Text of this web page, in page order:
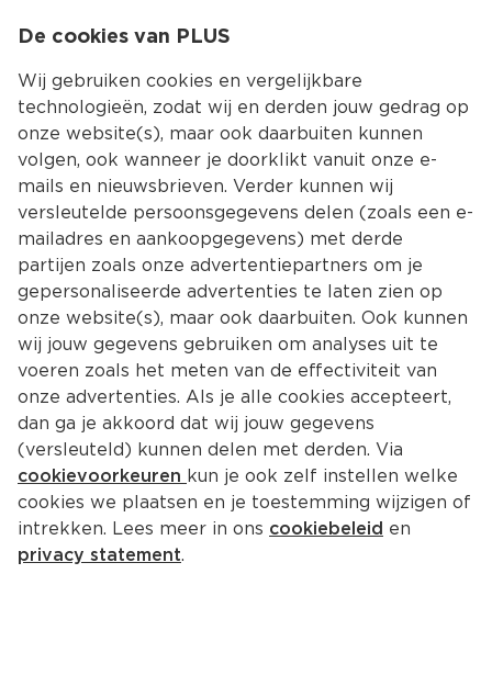
Kies jouw
Terug Producten
Lu Scholiertje wit
Per Doos 150 g  (per kilo €23.93)
De cookies van PLUS
Wij gebruiken cookies en vergelijkbare
technologieën, zodat wij en derden jouw gedrag op
onze website(s), maar ook daarbuiten kunnen
volgen, ook wanneer je doorklikt vanuit onze e-
mails en nieuwsbrieven. Verder kunnen wij
versleutelde persoonsgegevens delen (zoals een e-
mailadres en aankoopgegevens) met derde
partijen zoals onze advertentiepartners om je
gepersonaliseerde advertenties te laten zien op
onze website(s), maar ook daarbuiten. Ook kunnen
wij jouw gegevens gebruiken om analyses uit te
voeren zoals het meten van de effectiviteit van
onze advertenties. Als je alle cookies accepteert,
dan ga je akkoord dat wij jouw gegevens
(versleuteld) kunnen delen met derden. Via
cookievoorkeuren kun je ook zelf instellen welke
cookies we plaatsen en je toestemming wijzigen of
intrekken. Lees meer in ons cookiebeleid en
privacy statement.